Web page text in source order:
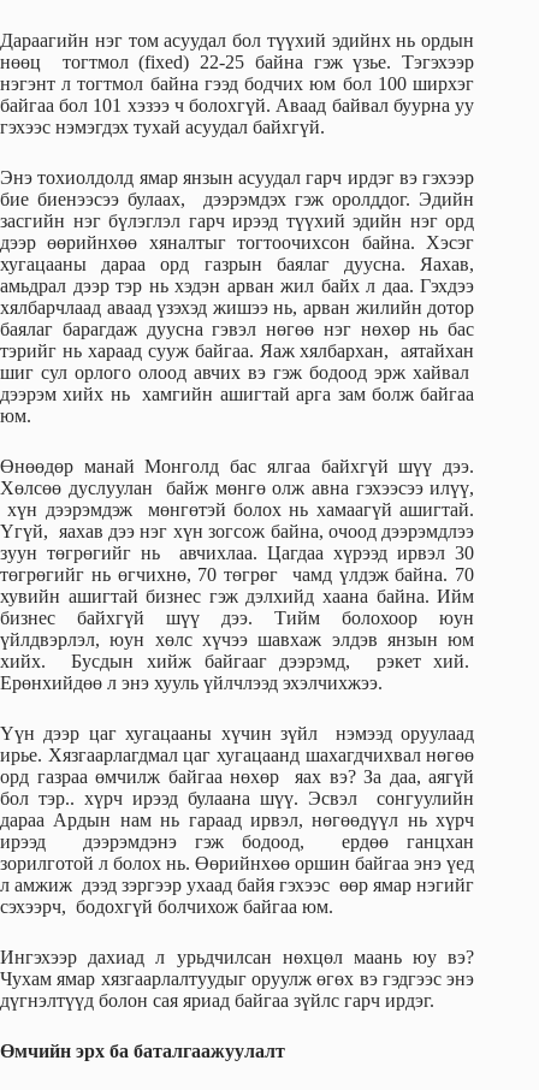
Дараагийн нэг том асуудал бол түүхий эдийнх нь ордын
нөөц тогтмол (fixed) 22-25 байна гэж үзье. Тэгэхээр
нэгэнт л тогтмол байна гээд бодчих юм бол 100 ширхэг
байгаа бол 101 хэзээ ч болохгүй. Аваад байвал буурна уу
гэхээс нэмэгдэх тухай асуудал байхгүй.
Энэ тохиолдолд ямар янзын асуудал гарч ирдэг вэ гэхээр
бие биенээсээ булаах, дээрэмдэх гэж оролддог. Эдийн
засгийн нэг бүлэглэл гарч ирээд түүхий эдийн нэг орд
дээр өөрийнхөө хяналтыг тогтоочихсон байна. Хэсэг
хугацааны дараа орд газрын баялаг дуусна. Яахав,
амьдрал дээр тэр нь хэдэн арван жил байх л даа. Гэхдээ
хялбарчлаад аваад үзэхэд жишээ нь, арван жилийн дотор
баялаг барагдаж дуусна гэвэл нөгөө нэг нөхөр нь бас
тэрийг нь хараад сууж байгаа. Яаж хялбархан, аятайхан
шиг сул орлого олоод авчих вэ гэж бодоод эрж хайвал
дээрэм хийх нь хамгийн ашигтай арга зам болж байгаа
юм.
Өнөөдөр манай Монголд бас ялгаа байхгүй шүү дээ.
Хөлсөө дуслуулан байж мөнгө олж авна гэхээсээ илүү,
хүн дээрэмдэж мөнгөтэй болох нь хамаагүй ашигтай.
Үгүй, яахав дээ нэг хүн зогсож байна, очоод дээрэмдлээ
зуун төгрөгийг нь авчихлаа. Цагдаа хүрээд ирвэл 30
төгрөгийг нь өгчихнө, 70 төгрөг чамд үлдэж байна. 70
хувийн ашигтай бизнес гэж дэлхийд хаана байна. Ийм
бизнес байхгүй шүү дээ. Тийм болохоор юун
үйлдвэрлэл, юун хөлс хүчээ шавхаж элдэв янзын юм
хийх. Бусдын хийж байгааг дээрэмд, рэкет хий.
Ерөнхийдөө л энэ хууль үйлчлээд эхэлчихжээ.
Үүн дээр цаг хугацааны хүчин зүйл нэмээд оруулаад
ирье. Хязгаарлагдмал цаг хугацаанд шахагдчихвал нөгөө
орд газраа өмчилж байгаа нөхөр яах вэ? За даа, аягүй
бол тэр.. хүрч ирээд булаана шүү. Эсвэл сонгуулийн
дараа Ардын нам нь гараад ирвэл, нөгөөдүүл нь хүрч
ирээд дээрэмдэнэ гэж бодоод, ердөө ганцхан
зорилготой л болох нь. Өөрийнхөө оршин байгаа энэ үед
л амжиж дээд зэргээр ухаад байя гэхээс өөр ямар нэгийг
сэхээрч, бодохгүй болчихож байгаа юм.
Ингэхээр дахиад л урьдчилсан нөхцөл маань юу вэ?
Чухам ямар хязгаарлалтуудыг оруулж өгөх вэ гэдгээс энэ
дүгнэлтүүд болон сая яриад байгаа зүйлс гарч ирдэг.
Өмчийн эрх ба баталгаажуулалт